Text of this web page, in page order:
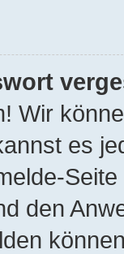
Wir
es
den